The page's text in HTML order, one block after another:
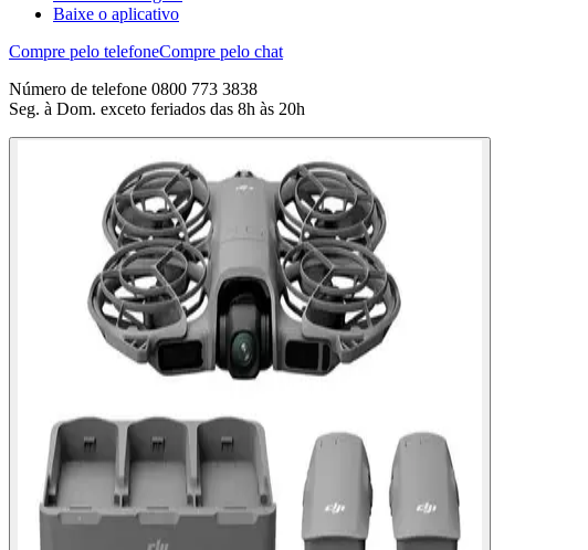
Baixe o aplicativo
Compre pelo telefoneCompre pelo chat
Número de telefone 0800 773 3838
Seg. à Dom. exceto feriados das 8h às 20h